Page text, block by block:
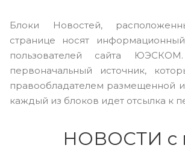
Блоки Новостей,
странице носят
пользователей сайта
первоначальный источник,
правообладателем размещенной
каждый из блоков идет отсылка к
НОВОСТИ с